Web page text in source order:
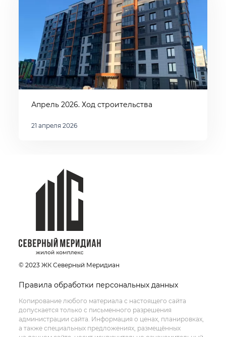
Апрель 2026. Ход строительства
21 апреля 2026
© 2023 ЖК Северный Меридиан
Правила обработки персональных данных
Копирование любого материала с настоящего сайта
допускается только с письменного разрешения
администрации сайта. Информация о ценах, планировках,
а также специальных предложениях, размещённых